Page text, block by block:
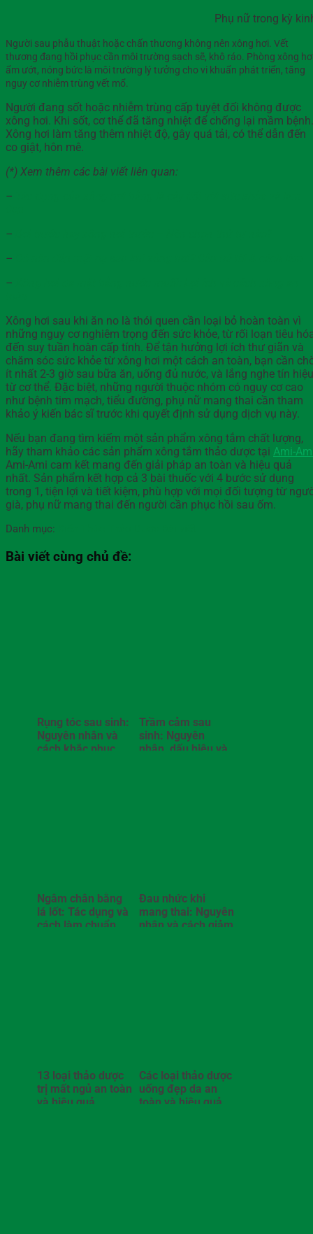
Phụ nữ trong kỳ
Người sau phẫu thuật hoặc chấn thương không nên xông hơi. Vết
thương đang hồi phục cần môi trường sạch sẽ, khô ráo. Phòng xông
ẩm ướt, nóng bức là môi trường lý tưởng cho vi khuẩn phát triển, tăng
nguy cơ nhiễm trùng vết mổ.
Người đang sốt hoặc nhiễm trùng cấp tuyệt đối không được
xông hơi. Khi sốt, cơ thể đã tăng nhiệt để chống lại mầm bệnh.
Xông hơi làm tăng thêm nhiệt độ, gây quá tải, có thể dẫn đến
co giật, hôn mê.
(*) Xem thêm các bài viết liên quan:
–
–
–
–
Xông hơi sau khi ăn no là thói quen cần loại bỏ hoàn toàn vì
những nguy cơ nghiêm trọng đến sức khỏe, từ rối loạn tiêu
đến suy tuần hoàn cấp tính. Để tận hưởng lợi ích thư giãn và
chăm sóc sức khỏe từ xông hơi một cách an toàn, bạn cần
ít nhất 2-3 giờ sau bữa ăn, uống đủ nước, và lắng nghe tín hiệu
từ cơ thể. Đặc biệt, những người thuộc nhóm có nguy cơ cao
như bệnh tim mạch, tiểu đường, phụ nữ mang thai cần tham
khảo ý kiến bác sĩ trước khi quyết định sử dụng dịch vụ này.
Nếu bạn đang tìm kiếm một sản phẩm xông tắm chất lượng,
hãy tham khảo các sản phẩm xông tắm thảo dược tại Ami-
Ami-Ami cam kết mang đến giải pháp an toàn và hiệu quả
nhất. Sản phẩm kết hợp cả 3 bài thuốc với 4 bước sử dụng
trong 1, tiện lợi và tiết kiệm, phù hợp với mọi đối tượng từ
già, phụ nữ mang thai đến người cần phục hồi sau ốm.
Danh mục:
Bài viết cùng chủ đề:
Rụng tóc sau sinh:
Nguyên nhân và
cách khắc phục
Trầm cảm sau
sinh: Nguyên
nhân, dấu hiệu và
Ngâm chân bằng
lá lốt: Tác dụng và
cách làm chuẩn
Đau nhức khi
mang thai: Nguyên
nhân và cách giảm
13 loại thảo dược
trị mất ngủ an toàn
và hiệu quả
Các loại thảo dược
uống đẹp da an
toàn và hiệu quả